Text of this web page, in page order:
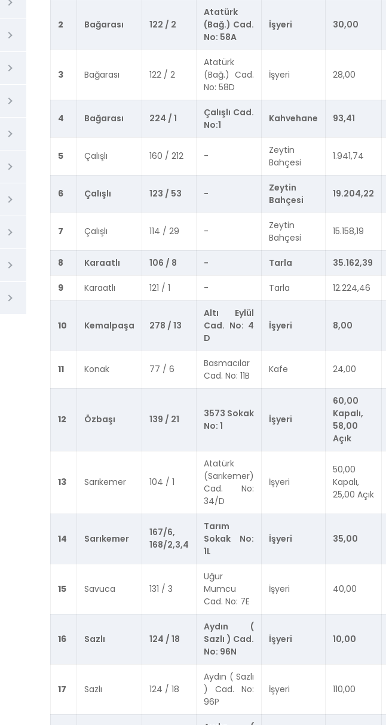
2 Bağarası 122 / 2
Atatürk
(Bağ.) Cad.
No: 58A
İşyeri 30,00
3 Bağarası 122 / 2
Atatürk
(Bağ.) Cad.
No: 58D
İşyeri 28,00
4 Bağarası 224 / 1
Çalışlı Cad.
No:1
Kahvehane 93,41
5 Çalışlı 160 / 212 -
Zeytin
Bahçesi
1.941,74
6 Çalışlı 123 / 53 -
Zeytin
Bahçesi
19.204,22
7 Çalışlı 114 / 29 -
Zeytin
Bahçesi
15.158,19
8 Karaatlı 106 / 8 - Tarla 35.162,39
9 Karaatlı 121 / 1 - Tarla 12.224,46
10 Kemalpaşa 278 / 13
Altı Eylül
Cad. No: 4
D
İşyeri 8,00
11 Konak 77 / 6
Basmacılar
Cad. No: 11B
Kafe 24,00
12 Özbaşı 139 / 21
3573 Sokak
No: 1
İşyeri
60,00
Kapalı,
58,00
Açık
13 Sarıkemer 104 / 1
Atatürk
(Sarıkemer)
Cad. No:
34/D
İşyeri
50,00
Kapalı,
25,00 Açık
14 Sarıkemer
167/6,
168/2,3,4
Tarım
Sokak No:
1L
İşyeri 35,00
15 Savuca 131 / 3
Uğur
Mumcu
Cad. No: 7E
İşyeri 40,00
16 Sazlı 124 / 18
Aydın (
Sazlı ) Cad.
No: 96N
İşyeri 10,00
17 Sazlı 124 / 18
Aydın ( Sazlı
) Cad. No:
96P
İşyeri 110,00